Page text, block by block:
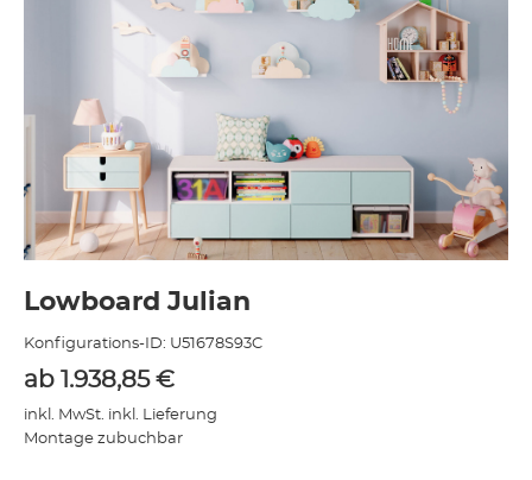
Lowboard Julian
Konfigurations-ID: U51678S93C
ab 1.938,85 €
inkl. MwSt. inkl. Lieferung
Montage zubuchbar